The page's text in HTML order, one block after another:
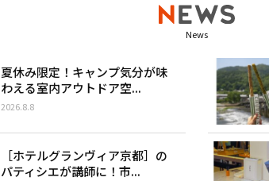
News
夏休み限定！キャンプ気分が味
わえる室内アウトドア空...
2026.8.8
［ホテルグランヴィア京都］の
パティシエが講師に！市...